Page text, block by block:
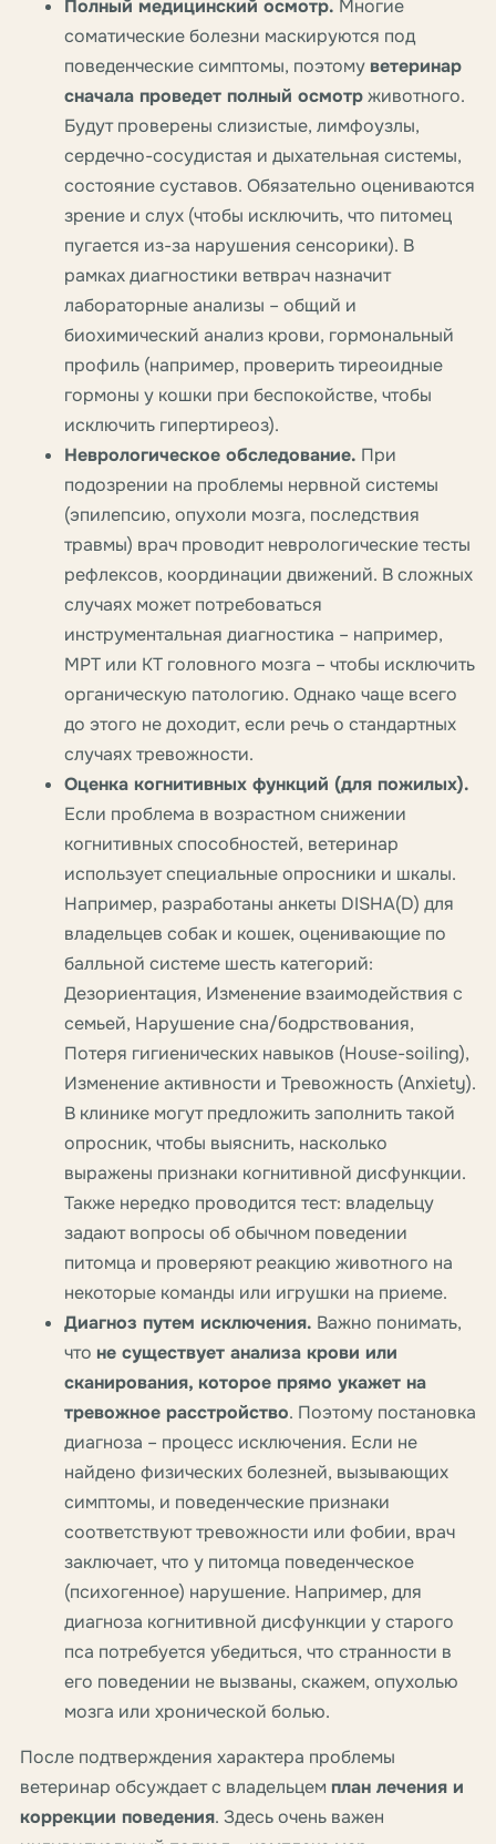
Полный медицинский осмотр. Многие
соматические болезни маскируются под
поведенческие симптомы, поэтому ветеринар
сначала проведет полный осмотрживотного.
Будут проверены слизистые, лимфоузлы,
сердечно-сосудистая и дыхательная системы,
состояние суставов. Обязательно оцениваются
зрение и слух (чтобы исключить, что питомец
пугается из-за нарушения сенсорики). В
рамках диагностики ветврач назначит
лабораторные анализы – общий и
биохимический анализ крови, гормональный
профиль (например, проверить тиреоидные
гормоны у кошки при беспокойстве, чтобы
исключить гипертиреоз).
Неврологическое обследование. При
подозрении на проблемы нервной системы
(эпилепсию, опухоли мозга, последствия
травмы) врач проводит неврологические тесты
рефлексов, координации движений. В сложных
случаях может потребоваться
инструментальная диагностика – например,
МРТ или КТ головного мозга – чтобы исключить
органическую патологию. Однако чаще всего
до этого не доходит, если речь о стандартных
случаях тревожности.
Оценка когнитивных функций (для пожилых).
Если проблема в возрастном снижении
когнитивных способностей, ветеринар
использует специальные опросники и шкалы.
Например, разработаны анкеты DISHA(D) для
владельцев собак и кошек, оценивающие по
балльной системе шесть категорий:
Дезориентация, Изменение взаимодействия с
семьей, Нарушение сна/бодрствования,
Потеря гигиенических навыков (House-soiling),
Изменение активности и Тревожность (Anxiety).
В клинике могут предложить заполнить такой
опросник, чтобы выяснить, насколько
выражены признаки когнитивной дисфункции.
Также нередко проводится тест: владельцу
задают вопросы об обычном поведении
питомца и проверяют реакцию животного на
некоторые команды или игрушки на приеме.
Диагноз путем исключения. Важно понимать,
что не существует анализа крови или
сканирования, которое прямо укажет на
тревожное расстройство. Поэтому постановка
диагноза – процесс исключения. Если не
найдено физических болезней, вызывающих
симптомы, и поведенческие признаки
соответствуют тревожности или фобии, врач
заключает, что у питомца поведенческое
(психогенное) нарушение. Например, для
диагноза когнитивной дисфункции у старого
пса потребуется убедиться, что странности в
его поведении не вызваны, скажем, опухолью
мозга или хронической болью.
После подтверждения характера проблемы
ветеринар обсуждает с владельцем план лечения и
коррекции поведения. Здесь очень важен